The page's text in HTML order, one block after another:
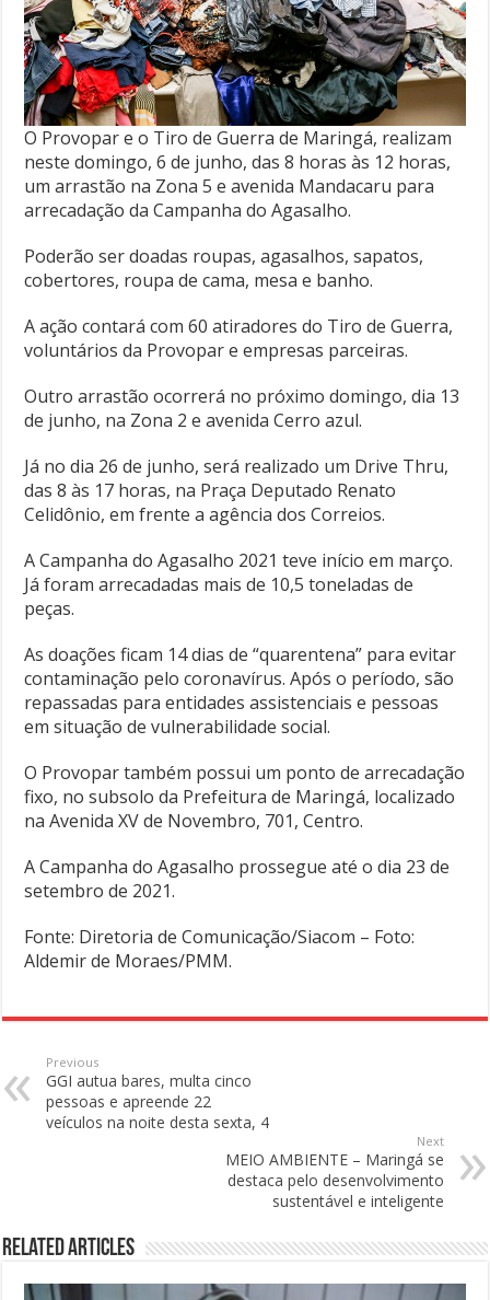
O Provopar e o Tiro de Guerra de Maringá, realizam
neste domingo, 6 de junho, das 8 horas às 12 horas,
um arrastão na Zona 5 e avenida Mandacaru para
arrecadação da Campanha do Agasalho.
Poderão ser doadas roupas, agasalhos, sapatos,
cobertores, roupa de cama, mesa e banho.
A ação contará com 60 atiradores do Tiro de Guerra,
voluntários da Provopar e empresas parceiras.
Outro arrastão ocorrerá no próximo domingo, dia 13
de junho, na Zona 2 e avenida Cerro azul.
Já no dia 26 de junho, será realizado um Drive Thru,
das 8 às 17 horas, na Praça Deputado Renato
Celidônio, em frente a agência dos Correios.
A Campanha do Agasalho 2021 teve início em março.
Já foram arrecadadas mais de 10,5 toneladas de
peças.
As doações ficam 14 dias de “quarentena” para evitar
contaminação pelo coronavírus. Após o período, são
repassadas para entidades assistenciais e pessoas
em situação de vulnerabilidade social.
O Provopar também possui um ponto de arrecadação
fixo, no subsolo da Prefeitura de Maringá, localizado
na Avenida XV de Novembro, 701, Centro.
A Campanha do Agasalho prossegue até o dia 23 de
setembro de 2021.
Fonte: Diretoria de Comunicação/Siacom – Foto:
Aldemir de Moraes/PMM.
Previous
GGI autua bares, multa cinco
pessoas e apreende 22
veículos na noite desta sexta, 4
Next
MEIO AMBIENTE – Maringá se
destaca pelo desenvolvimento
sustentável e inteligente
Related Articles